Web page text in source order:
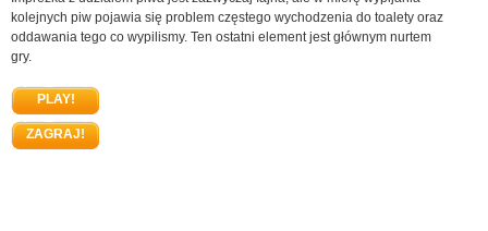
kolejnych piw pojawia się problem częstego wychodzenia do toalety oraz
oddawania tego co wypilismy. Ten ostatni element jest głównym nurtem
gry.
PLAY!
ZAGRAJ!